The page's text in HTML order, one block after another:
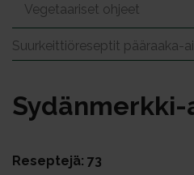
Vegetaariset ohjeet
Suurkeittiöreseptit pääraaka-
Reseptejä: 73